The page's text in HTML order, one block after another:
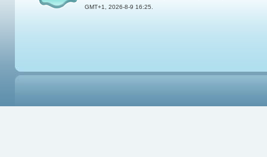
GMT+1, 2026-8-9 16:25.